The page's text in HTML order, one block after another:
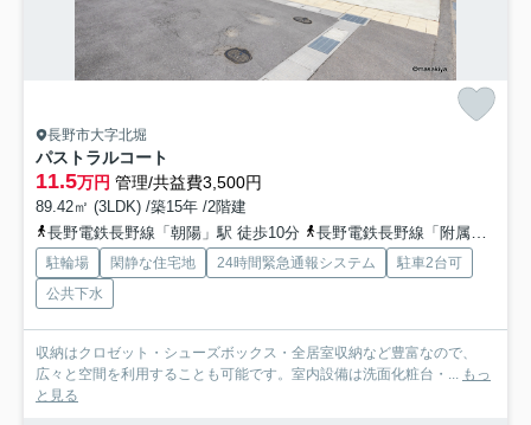
長野市大字北堀
パストラルコート
11.5万円 管理/共益費3,500円
89.42㎡ (3LDK) /築15年 /2階建
長野電鉄長野線「朝陽」駅 徒歩10分
長野電鉄長野線「附属中学前」駅 徒歩14分
駐輪場 閑静な住宅地 24時間緊急通報システム
駐車2台可
公共下水
収納はクロゼット・シューズボックス・全居室収納など豊富なので、
広々と空間を利用することも可能です。室内設備は洗面化粧台・... もっ
と見る